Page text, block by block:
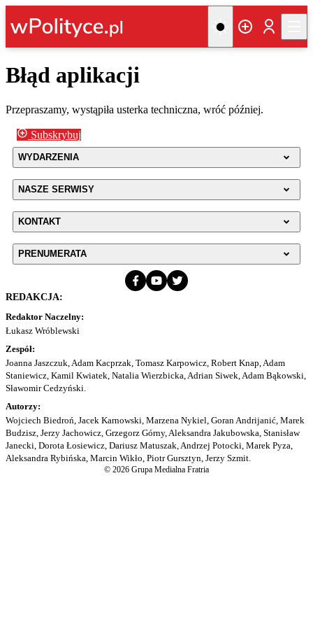
Błąd aplikacji
Przepraszamy, wystąpiła usterka techniczna, wróć później.
Subskrybuj
WYDARZENIA
NASZE SERWISY
KONTAKT
PRENUMERATA
REDAKCJA:
Redaktor Naczelny:
Łukasz Wróblewski
Zespół:
Joanna Jaszczuk, Adam Kacprzak, Tomasz Karpowicz, Robert Knap, Adam
Staniewicz, Kamil Kwiatek, Natalia Wierzbicka, Adrian Siwek, Adam Bąkowski,
Sławomir Cedzyński.
Autorzy:
Wojciech Biedroń, Jacek Karnowski, Marzena Nykiel, Goran Andrijanić, Marek
Budzisz, Jerzy Jachowicz, Grzegorz Górny, Aleksandra Jakubowska, Stanisław
Janecki, Dorota Łosiewicz, Dariusz Matuszak, Andrzej Potocki, Marek Pyza,
Aleksandra Rybińska, Marcin Wikło, Piotr Gursztyn, Jerzy Szmit.
© 2026 Grupa Medialna Fratria